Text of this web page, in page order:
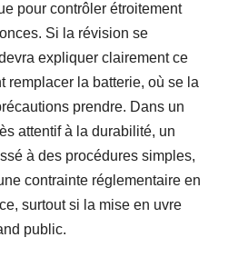
pour contrôler étroitement
Si la révision se
expliquer clairement ce
remplacer la batterie, où se la
prendre. Dans un
attentif à la durabilité, un
à des procédures simples,
contrainte réglementaire en
surtout si la mise en uvre
public.